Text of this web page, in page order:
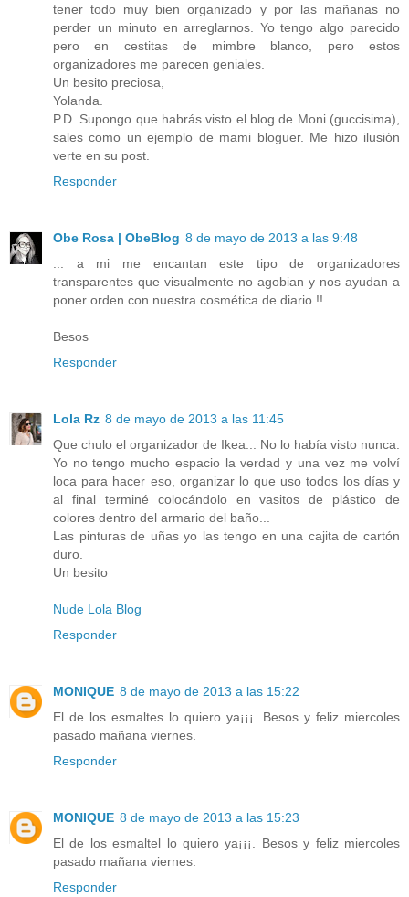
tener todo muy bien organizado y por las mañanas no
perder un minuto en arreglarnos. Yo tengo algo parecido
pero en cestitas de mimbre blanco, pero estos
organizadores me parecen geniales.
Un besito preciosa,
Yolanda.
P.D. Supongo que habrás visto el blog de Moni (guccisima),
sales como un ejemplo de mami bloguer. Me hizo ilusión
verte en su post.
Responder
Obe Rosa | ObeBlog 8 de mayo de 2013 a las 9:48
... a mi me encantan este tipo de organizadores
transparentes que visualmente no agobian y nos ayudan a
poner orden con nuestra cosmética de diario !!
Besos
Responder
Lola Rz 8 de mayo de 2013 a las 11:45
Que chulo el organizador de Ikea... No lo había visto nunca.
Yo no tengo mucho espacio la verdad y una vez me volví
loca para hacer eso, organizar lo que uso todos los días y
al final terminé colocándolo en vasitos de plástico de
colores dentro del armario del baño...
Las pinturas de uñas yo las tengo en una cajita de cartón
duro.
Un besito
Nude Lola Blog
Responder
MONIQUE 8 de mayo de 2013 a las 15:22
El de los esmaltes lo quiero ya¡¡¡. Besos y feliz miercoles
pasado mañana viernes.
Responder
MONIQUE 8 de mayo de 2013 a las 15:23
El de los esmaltel lo quiero ya¡¡¡. Besos y feliz miercoles
pasado mañana viernes.
Responder